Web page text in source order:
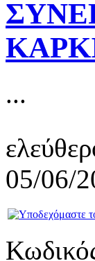
...
05/06/